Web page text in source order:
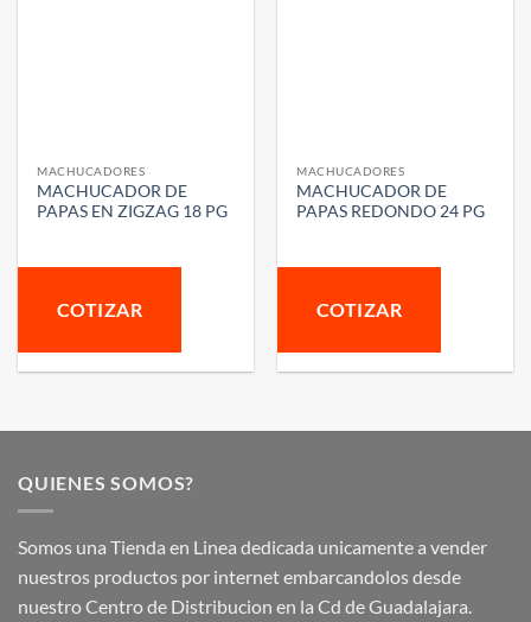
MACHUCADORES
MACHUCADOR DE
PAPAS EN ZIGZAG 18 PG
COTIZAR
MACHUCADORES
MACHUCADOR DE
PAPAS REDONDO 24 PG
COTIZAR
QUIENES SOMOS?
Somos una Tienda en Linea dedicada unicamente a vender
nuestros productos por internet embarcandolos desde
nuestro Centro de Distribucion en la Cd de Guadalajara.